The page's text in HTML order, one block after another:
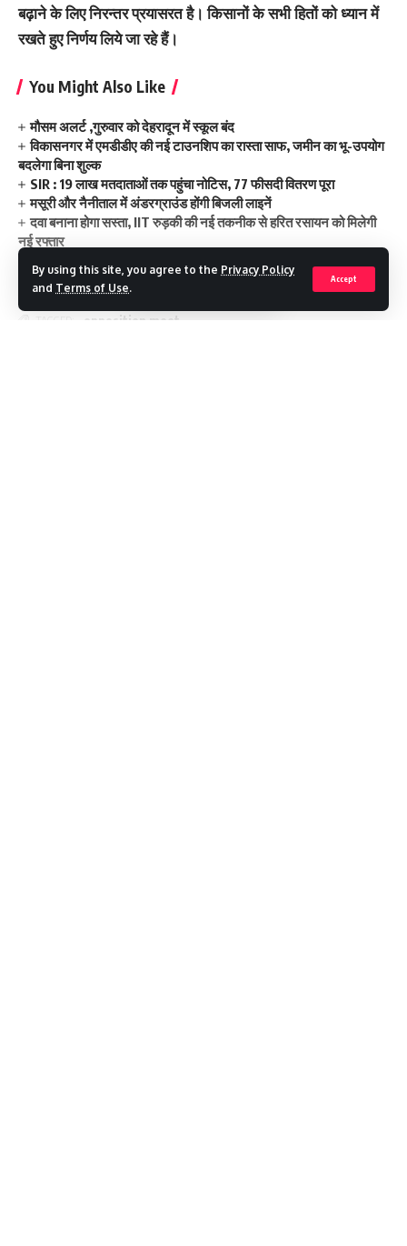
By using this site, you agree to the Privacy Policy
and Terms of Use.
Accept
बढ़ाने के लिए निरन्तर प्रयासरत है। किसानों के सभी हितों को ध्यान में
रखते हुए निर्णय लिये जा रहे हैं।
You Might Also Like
मौसम अलर्ट ,गुरुवार को देहरादून में स्कूल बंद
विकासनगर में एमडीडीए की नई टाउनशिप का रास्ता साफ, जमीन का भू-उपयोग
बदलेगा बिना शुल्क
SIR : 19 लाख मतदाताओं तक पहुंचा नोटिस, 77 फीसदी वितरण पूरा
मसूरी और नैनीताल में अंडरग्राउंड होंगी बिजली लाइनें
दवा बनाना होगा सस्ता, IIT रुड़की की नई तकनीक से हरित रसायन को मिलेगी
नई रफ्तार
TAGGED: opposition meet